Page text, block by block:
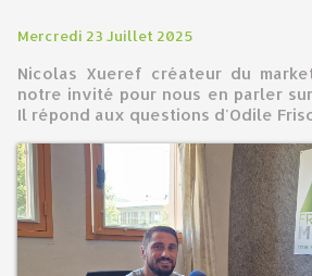
Mercredi 23 Juillet 2025
Nicolas Xueref créateur du
notre invité pour nous en parler
Il répond aux questions d'Odile